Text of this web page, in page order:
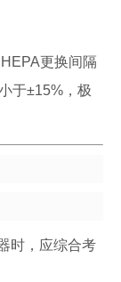
更换间隔
于±15%，极
时，应综合考